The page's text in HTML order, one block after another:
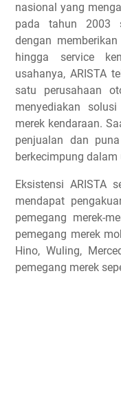
nasional yang
pada tahun 2003
dengan
hingga service
usahanya, ARISTA
satu perusahaan
menyediakan
merek kendaraan.
penjualan dan
berkecimpung
Eksistensi ARISTA
mendapat
pemegang merek-
pemegang merek
Hino, Wuling,
pemegang merek